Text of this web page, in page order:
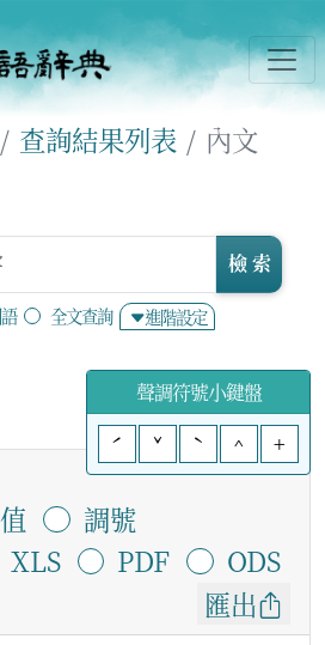
查詢結果列表 內文
全文查詢 進階設定
檢 索
聲調符號小鍵盤
ˊ
ˇ ˋ ^ +
調號
XLS
PDF
ODS
匯出